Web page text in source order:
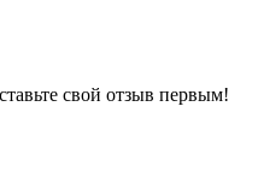
свой отзыв первым!